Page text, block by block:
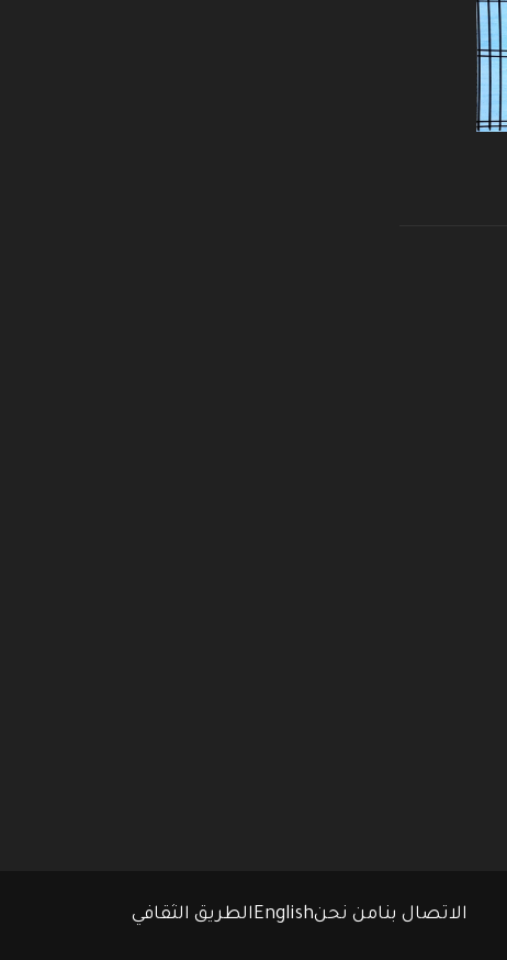
الاتصال بنامن نحنEnglishالطريق الثقافي